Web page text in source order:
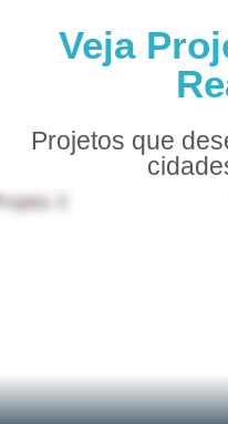
Veja
Projetos que